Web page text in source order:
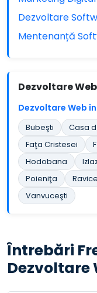
Dezvoltare
Mentenanță
Dezvoltare
Dezvoltare Web
Bubeşti Casa
Faţa Cristesei
Hodobana
Poieniţa
Vanvuceşti
Întrebări
Dezvoltare